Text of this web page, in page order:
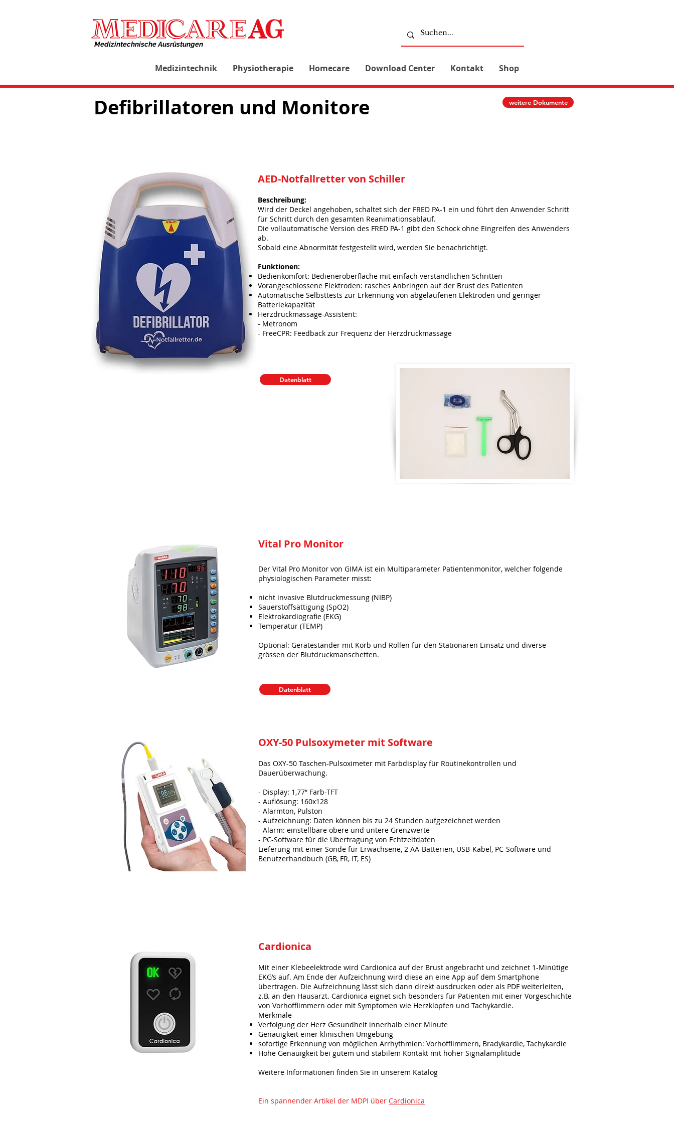
Medizintechnische Ausrüstungen​
Medizintechnik Physiotherapie Homecare Download Center Kontakt Shop
Defibrillatoren und Monitore weitere Dokumente
AED-Notfallretter von Schiller
Beschreibung:
Wird der Deckel angehoben, schaltet sich der FRED PA-1 ein und führt den Anwender Schritt
für Schritt durch den gesamten Reanimationsablauf.
Die vollautomatische Version des FRED PA-1 gibt den Schock ohne Eingreifen des Anwenders
ab.
Sobald eine Abnormität festgestellt wird, werden Sie benachrichtigt.
Funktionen:
Bedienkomfort: Bedieneroberfläche mit einfach verständlichen Schritten
Vorangeschlossene Elektroden: rasches Anbringen auf der Brust des Patienten
Automatische Selbsttests zur Erkennung von abgelaufenen Elektroden und geringer
Batteriekapazität
Herzdruckmassage-Assistent:
- Metronom
- FreeCPR: Feedback zur Frequenz der Herzdruckmassage
Datenblatt
Vital Pro Monitor
Der Vital Pro Monitor von GIMA ist ein Multiparameter Patientenmonitor, welcher folgende
physiologischen Parameter misst:
nicht invasive Blutdruckmessung (NIBP)
Sauerstoffsättigung (SpO2)
Elektrokar­diografie (EKG)
Temperatur (TEMP)
Optional: Geräteständer mit Korb und Rollen für den Stationären Einsatz und diverse
grössen der Blutdruckmanschetten.
Datenblatt
OXY-50 Pulsoxymeter mit Software
Das OXY-50 Taschen-Pulsoximeter mit Farbdisplay für Routinekontrollen und
Dauerüberwachung.
- Display: 1,77“ Farb-TFT
- Auflösung: 160x128
- Alarmton, Pulston
- Aufzeichnung: Daten können bis zu 24 Stunden aufgezeichnet werden
- Alarm: einstellbare obere und untere Grenzwerte
- PC-Software für die Übertragung von Echtzeitdaten
Lieferung mit einer Sonde für Erwachsene, 2 AA-Batterien, USB-Kabel, PC-Software und
Benutzerhandbuch (GB, FR, IT, ES)
Cardionica
Mit einer Klebeelektrode wird Cardionica auf der Brust angebracht und zeichnet 1-Minütige
EKG’s auf. Am Ende der Aufzeichnung wird diese an eine App auf dem Smartphone
übertragen. Die Aufzeichnung lässt sich dann direkt ausdrucken oder als PDF weiterleiten,
z.B. an den Hausarzt. Cardionica eignet sich besonders für Patienten mit einer Vorgeschichte
von Vorhofflimmern oder mit Symptomen wie Herzklopfen und Tachykardie.
Merkmale
Verfolgung der Herz Gesundheit innerhalb einer Minute
Genauigkeit einer klinischen Umgebung
sofortige Erkennung von möglichen Arrhythmien: Vorhofflimmern, Bradykardie, Tachykardie
Hohe Genauigkeit bei gutem und stabilem Kontakt mit hoher Signalamplitude
Weitere Informationen finden Sie in unserem Katalog
Ein spannender Artikel der MDPI über Cardionica